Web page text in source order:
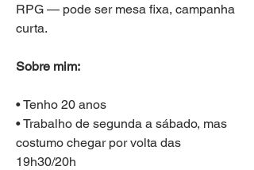
RPG — pode ser mesa fixa, campanha
curta.
Sobre mim:
• Tenho 20 anos
• Trabalho de segunda a sábado, mas
costumo chegar por volta das
19h30/20h